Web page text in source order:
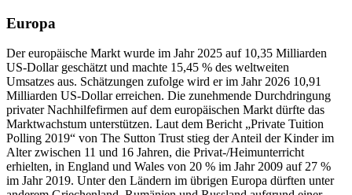
Europa
Der europäische Markt wurde im Jahr 2025 auf 10,35 Milliarden
US-Dollar geschätzt und machte 15,45 % des weltweiten
Umsatzes aus. Schätzungen zufolge wird er im Jahr 2026 10,91
Milliarden US-Dollar erreichen. Die zunehmende Durchdringung
privater Nachhilfefirmen auf dem europäischen Markt dürfte das
Marktwachstum unterstützen. Laut dem Bericht „Private Tuition
Polling 2019“ von The Sutton Trust stieg der Anteil der Kinder im
Alter zwischen 11 und 16 Jahren, die Privat-/Heimunterricht
erhielten, in England und Wales von 20 % im Jahr 2009 auf 27 %
im Jahr 2019. Unter den Ländern im übrigen Europa dürften unter